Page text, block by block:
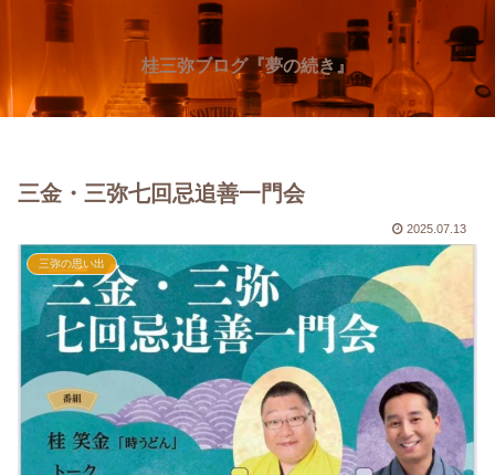
桂三弥ブログ『夢の続き』
三金・三弥七回忌追善一門会
2025.07.13
三弥の思い出